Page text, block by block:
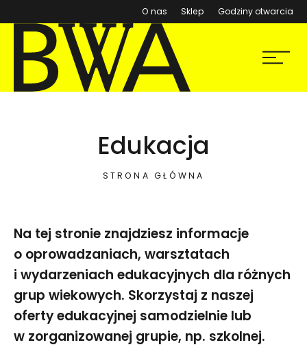
O nas Sklep (otwiera się w nowym
Godziny otwarcia
BWA Wrocław
Galerie Sztuki Współczesnej
Menu
Edukacja
STRONA GŁÓWNA
Na tej stronie znajdziesz informacje
o oprowadzaniach, warsztatach
i wydarzeniach edukacyjnych dla różnych
grup wiekowych. Skorzystaj z naszej
oferty edukacyjnej samodzielnie lub
w zorganizowanej grupie, np. szkolnej.